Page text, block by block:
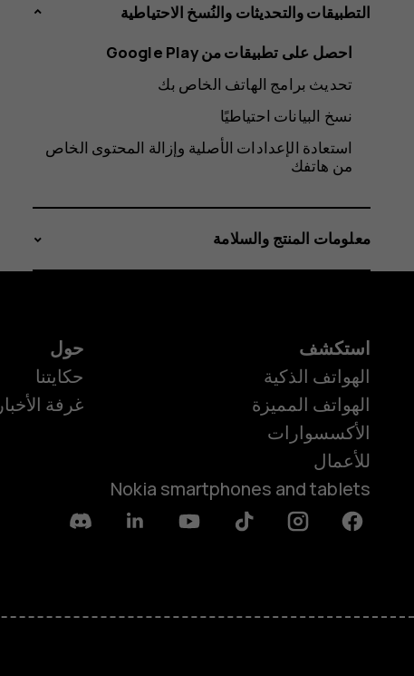
التطبيقات والتحديثات والنُسخ الاحتياطية
احصل على تطبيقات من Google Play
تحديث برامج الهاتف الخاص بك
نسخ البيانات احتياطيًا
استعادة الإعدادات الأصلية وإزالة المحتوى الخاص
من هاتفك
معلومات المنتج والسلامة
استكشف
الهواتف الذكية
الهواتف المميزة
الأكسسوارات
للأعمال
Nokia smartphones and tablets
حول
حكايتنا
غرفة الأخبار
Facebook
Instagram
Tiktok
Youtube
Linkedin
Discord